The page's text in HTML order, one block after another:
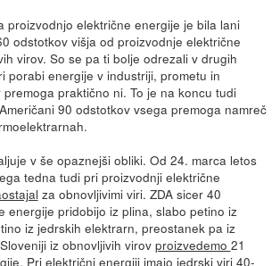
proizvodnjo električne energije je bila lani
odstotkov višja od proizvodnje električne
virov. So se pa ti bolje odrezali v drugih
porabi energije v industriji, prometu in
praktično ni. To je na koncu tudi
90 odstotkov vsega premoga namreč
v še opaznejši obliki. Od 24. marca letos
tedna tudi pri proizvodnji električne
za obnovljivimi viri. ZDA sicer 40
energije pridobijo iz plina, slabo petino iz
iz jedrskih elektrarn, preostanek pa iz
iz obnovljivih virov proizvedemo 21
Pri električni energijiimajo jedrski viri 40-